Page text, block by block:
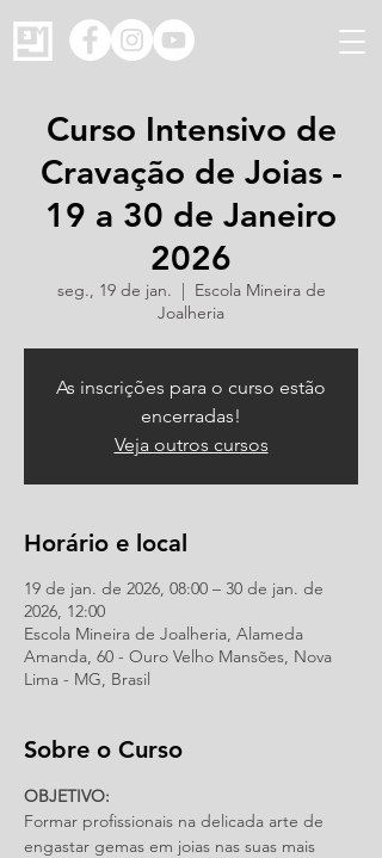
Curso Intensivo de
Cravação de Joias -
19 a 30 de Janeiro
2026
seg., 19 de jan.
  |
Escola Mineira de
Joalheria
As inscrições para o curso estão
encerradas!
Veja outros cursos
Horário e local
19 de jan. de 2026, 08:00 – 30 de jan. de
2026, 12:00
Escola Mineira de Joalheria, Alameda
Amanda, 60 - Ouro Velho Mansões, Nova
Lima - MG, Brasil
Sobre o Curso
OBJETIVO:
Formar profissionais na delicada arte de
engastar gemas em joias nas suas mais